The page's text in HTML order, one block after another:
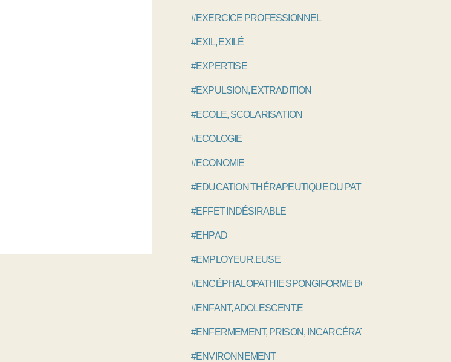
#EXERCICE PROFESSIONNEL
#EXIL, EXILÉ
#EXPERTISE
#EXPULSION, EXTRADITION
#ECOLE, SCOLARISATION
#ECOLOGIE
#ECONOMIE
#EDUCATION THÉRAPEUTIQUE DU PATIENT, ETP
#EFFET INDÉSIRABLE
#EHPAD
#EMPLOYEUR.EUSE
#ENCÉPHALOPATHIE SPONGIFORME BOVINE, ESB
#ENFANT, ADOLESCENT.E
#ENFERMEMENT, PRISON, INCARCÉRATION
#ENVIRONNEMENT